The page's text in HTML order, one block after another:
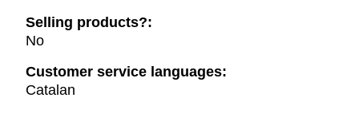
Selling products?:
No
Customer service languages:
Catalan